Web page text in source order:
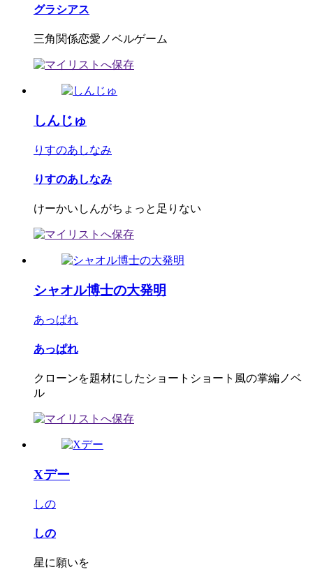
グラシアス
三角関係恋愛ノベルゲーム
しんじゅ
りすのあしなみ
りすのあしなみ
けーかいしんがちょっと足りない
シャオル博士の大発明
あっぱれ
あっぱれ
クローンを題材にしたショートショート風の掌編ノベ
ル
Xデー
しの
しの
星に願いを